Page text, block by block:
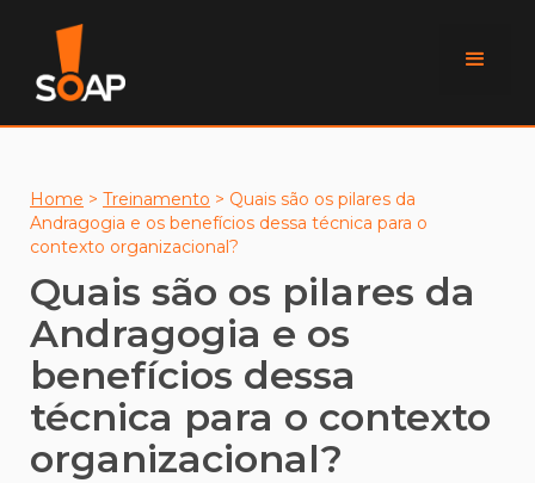
Home > Treinamento > Quais são os pilares da
Andragogia e os benefícios dessa técnica para o
contexto organizacional?
Quais são os pilares da
Andragogia e os
benefícios dessa
técnica para o contexto
organizacional?